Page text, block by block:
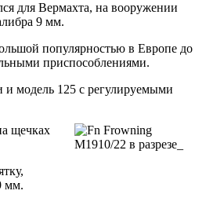
для Вермахта, на вооружении
9 мм.
популярностью в Европе до
приспособлениями.
модель 125 с регулируемыми
щечках
мм.